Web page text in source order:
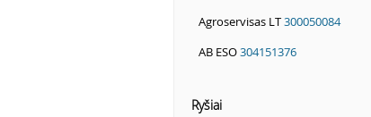
Agroservisas LT300050084
AB ESO304151376
Ryšiai